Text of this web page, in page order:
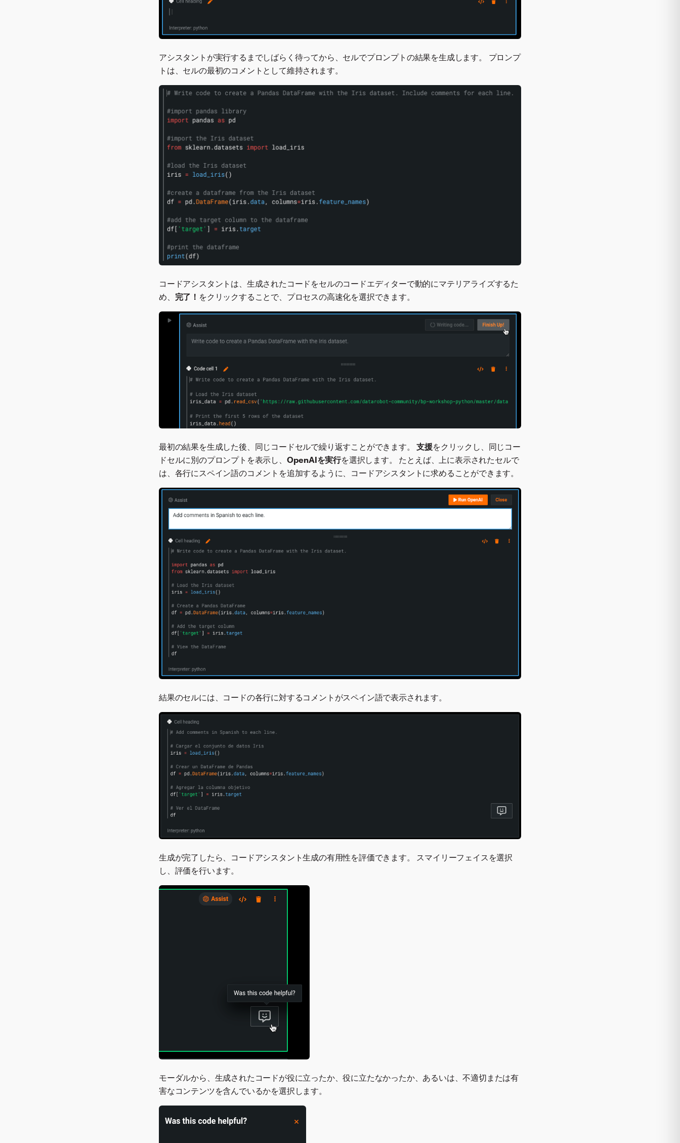
アシスタントが実行するまでしばらく待ってから、セルでプロンプトの結果を生成します。 プロンプ
トは、セルの最初のコメントとして維持されます。
コードアシスタントは、生成されたコードをセルのコードエディターで動的にマテリアライズするた
め、 完了！ をクリックすることで、プロセスの高速化を選択できます。
最初の結果を生成した後、同じコードセルで繰り返すことができます。支援をクリックし、同じコー
ドセルに別のプロンプトを表示し、 OpenAIを実行を選択します。 たとえば、上に表示されたセルで
は、各行にスペイン語のコメントを追加するように、コードアシスタントに求めることができます。
結果のセルには、コードの各行に対するコメントがスペイン語で表示されます。
生成が完了したら、コードアシスタント生成の有用性を評価できます。 スマイリーフェイスを選択
し、評価を行います。
モーダルから、生成されたコードが役に立ったか、役に立たなかったか、あるいは、不適切または有
害なコンテンツを含んでいるかを選択します。